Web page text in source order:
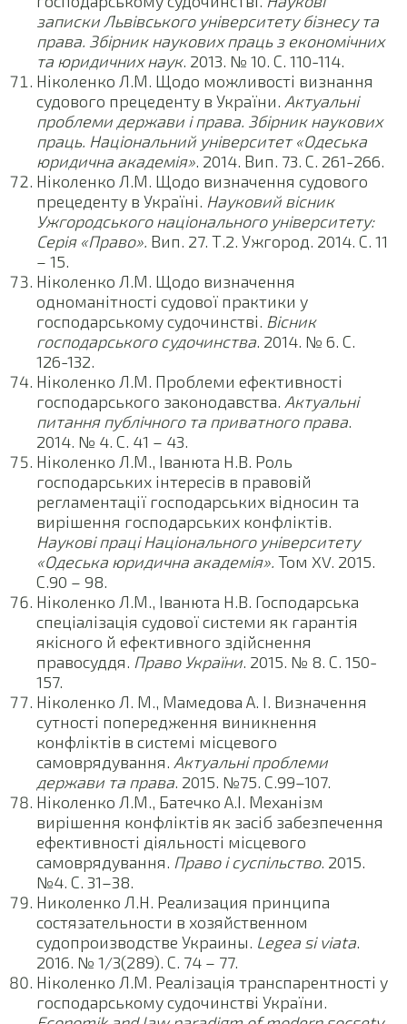
записки Львівського університету бізнесу та
права. Збірник наукових праць з економічних
та юридичних наук. 2013. № 10. С. 110-114.
Ніколенко Л.М. Щодо можливості визнання
судового прецеденту в України. Актуальні
проблеми держави і права. Збірник наукових
праць. Національний університет «Одеська
юридична академія». 2014. Вип. 73. С. 261-266.
Ніколенко Л.М. Щодо визначення судового
прецеденту в Україні. Науковий вісник
Ужгородського національного університету:
Серія «Право». Вип. 27. Т.2. Ужгород. 2014. С. 11
– 15.
Ніколенко Л.М. Щодо визначення
одноманітності судової практики у
господарському судочинстві. Вісник
господарського судочинства. 2014. № 6. С.
126-132.
Ніколенко Л.М. Проблеми ефективності
господарського законодавства. Актуальні
питання публічного та приватного права.
2014. № 4. С. 41 – 43.
Ніколенко Л.М., Іванюта Н.В. Роль
господарських інтересів в правовій
регламентації господарських відносин та
вирішення господарських конфліктів.
Наукові праці Національного університету
«Одеська юридична академія». Том XV. 2015.
С.90 – 98.
Ніколенко Л.М., Іванюта Н.В. Господарська
спеціалізація судової системи як гарантія
якісного й ефективного здійснення
правосуддя. Право України. 2015. № 8. С. 150-
157.
Ніколенко Л. М., Мамедова А. І. Визначення
сутності попередження виникнення
конфліктів в системі місцевого
самоврядування. Актуальні проблеми
держави та права. 2015. №75. С.99–107.
Ніколенко Л.М., Батечко А.І. Механізм
вирішення конфліктів як засіб забезпечення
ефективності діяльності місцевого
самоврядування. Право і суспільство. 2015.
№4. С. 31–38.
Николенко Л.Н. Реализация принципа
состязательности в хозяйственном
судопроизводстве Украины. Legea si viata.
2016. № 1/3(289). С. 74 – 77.
Ніколенко Л.М. Реалізація транспарентності у
господарському судочинстві України.